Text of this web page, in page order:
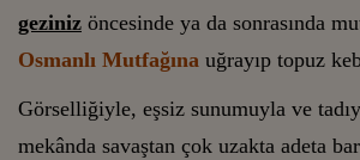
geziniz öncesinde ya da sonrasında
Osmanlı Mutfağına uğrayıp topuz
Görselliğiyle, eşsiz sunumuyla ve
mekânda savaştan çok uzakta adeta